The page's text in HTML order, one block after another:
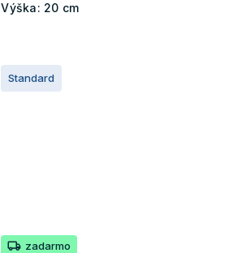
Výška: 20 cm
Standard
zadarmo